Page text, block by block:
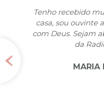
bençãos na minha
da madrugada
toda equipe
ROCHA